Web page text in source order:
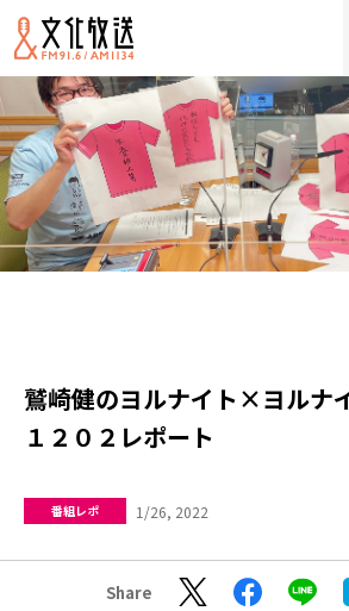
鷲崎健のヨルナイト×ヨルナ
１２０２レポート
番組レポ 1/26, 2022
Share